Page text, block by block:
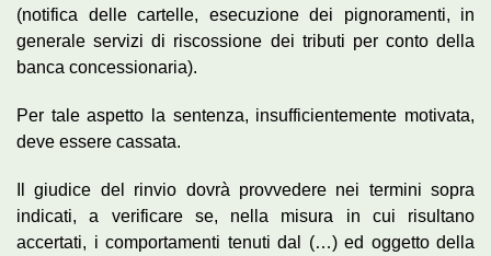
(notifica delle cartelle, esecuzione dei pignoramenti, in
generale servizi di riscossione dei tributi per conto della
banca concessionaria).
Per tale aspetto la sentenza, insufficientemente motivata,
deve essere cassata.
Il giudice del rinvio dovrà provvedere nei termini sopra
indicati, a verificare se, nella misura in cui risultano
accertati, i comportamenti tenuti dal (…) ed oggetto della